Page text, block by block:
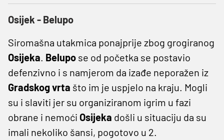
Osijek - Belupo
Siromašna utakmica ponajprije zbog grogiranog
Osijeka. Belupo se od početka se postavio
defenzivno i s namjerom da izađe neporažen iz
Gradskogvrta što im je uspjelo na kraju. Mogli
su i slaviti jer su organiziranom igrim u fazi
obrane i nemoći Osijeka došli u situaciju da su
imali nekoliko šansi, pogotovo u 2.